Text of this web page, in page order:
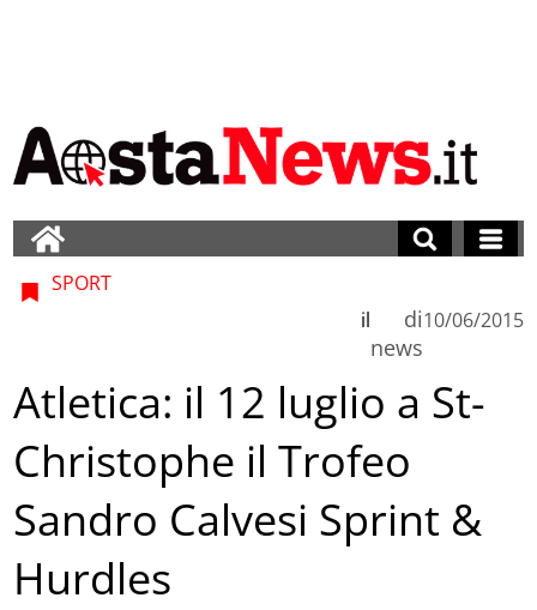
SPORT
di
news
il 10/06/2015
Atletica: il 12 luglio a St-
Christophe il Trofeo
Sandro Calvesi Sprint &
Hurdles